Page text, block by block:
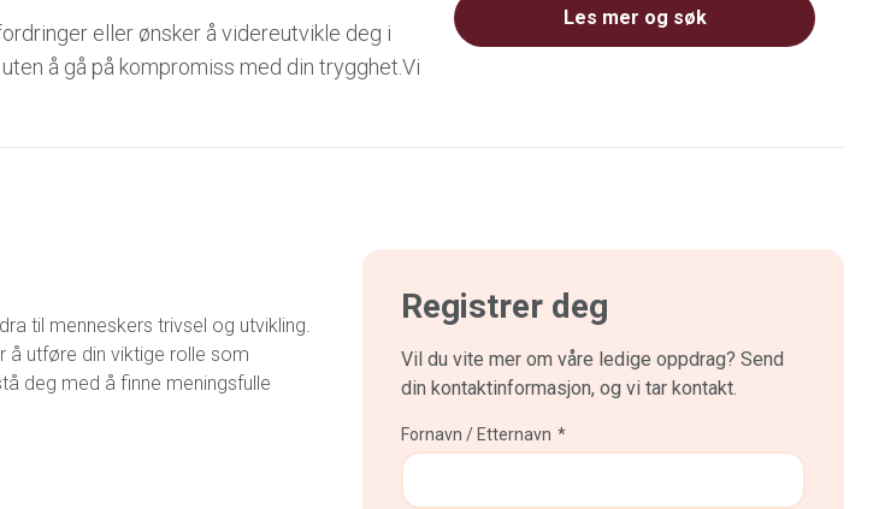
eller ønsker å videreutvikle deg i
å gå på kompromiss med din trygghet.Vi
Les mer og søk
til menneskers trivsel og utvikling.
å utføre din viktige rolle som
deg med å finne meningsfulle
Registrer deg
Vil du vite mer om våre ledige oppdrag? Send
din kontaktinformasjon, og vi tar kontakt.
Fornavn / Etternavn *